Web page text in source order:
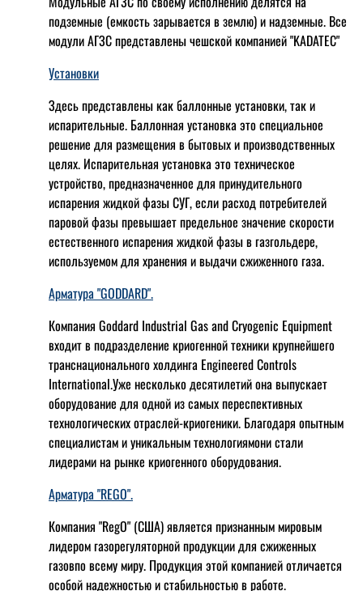
подземные (емкость зарывается в землю) и надземные. Все
модули АГЗС представлены чешской компанией "KADATEC"
Установки
Здесь представлены как баллонные установки, так и
испарительные. Баллонная установка это специальное
решение для размещения в бытовых и производственных
целях. Испарительная установка это техническое
устройство, предназначенное для принудительного
испарения жидкой фазы СУГ, если расход потребителей
паровой фазы превышает предельное значение скорости
естественного испарения жидкой фазы в газгольдере,
используемом для хранения и выдачи сжиженного газа.
Арматура "GODDARD".
Компания Goddard Industrial Gas and Cryogenic Equipment
входит в подразделение криогенной техники крупнейшего
транснационального холдинга Engineered Controls
International.Уже несколько десятилетий она выпускает
оборудование для одной из самых переспективных
технологических отраслей-криогеники. Благодаря опытным
специалистам и уникальным технологиямони стали
лидерами на рынке криогенного оборудования.
Арматура "REGO".
Компания "RegO" (США) является признанным мировым
лидером газорегуляторной продукции для сжиженных
газовпо всему миру. Продукция этой компанией отличается
особой надежностью и стабильностью в работе.